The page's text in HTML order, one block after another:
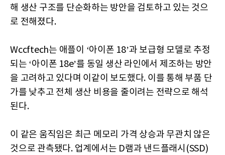
해 생산 구조를 단순화하는 방안을 검토하고 있는 것으
로 전해졌다.
Wccftech는 애플이 ‘아이폰 18’과 보급형 모델로 추정
되는 ‘아이폰 18e’를 동일 생산 라인에서 제조하는 방안
을 고려하고 있다며 이같이 보도했다. 이를 통해 부품 단
가를 낮추고 전체 생산 비용을 줄이려는 전략으로 해석
된다.
이 같은 움직임은 최근 메모리 가격 상승과 무관치 않은
것으로 관측됐다. 업계에서는 D램과 낸드플래시(SSD)